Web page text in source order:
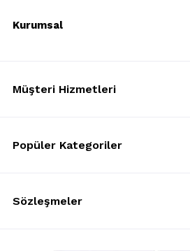
Kurumsal
Müşteri Hizmetleri
Popüler Kategoriler
Sözleşmeler